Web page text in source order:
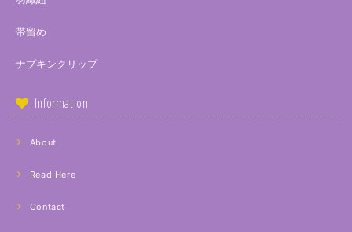
帯留め
ナプキンクリップ
Information
About
Read Here
Contact